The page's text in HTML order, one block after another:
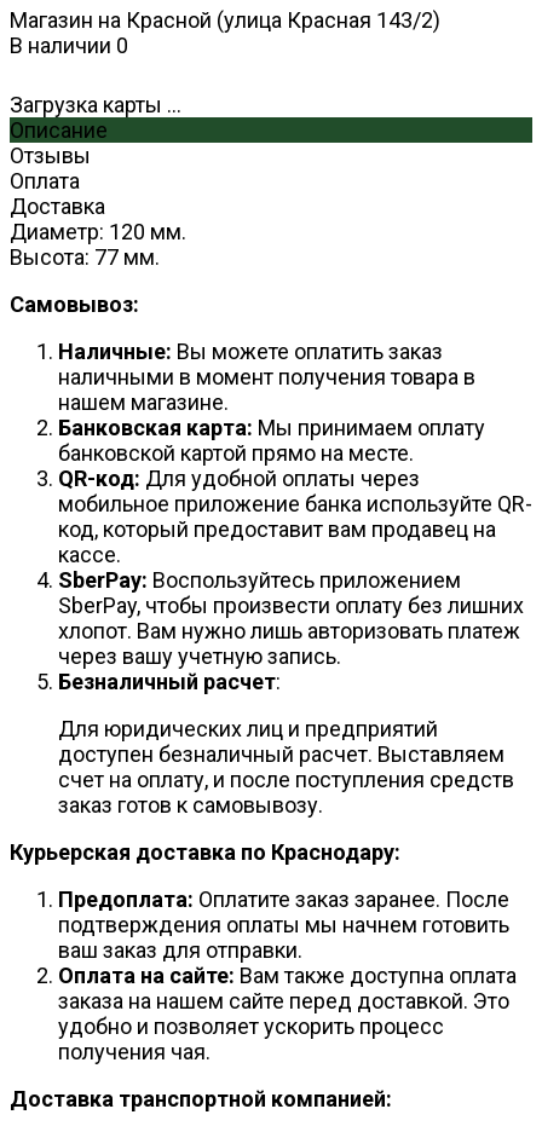
Магазин на Красной (улица Красная 143/2)
В наличии 0
Загрузка карты ...
Описание
Отзывы
Оплата
Доставка
Диаметр: 120 мм.
Высота: 77 мм.
Самовывоз:
Наличные: Вы можете оплатить заказ
наличными в момент получения товара в
нашем магазине.
Банковская карта: Мы принимаем оплату
банковской картой прямо на месте.
QR-код: Для удобной оплаты через
мобильное приложение банка используйте QR-
код, который предоставит вам продавец на
кассе.
SberPay: Воспользуйтесь приложением
SberPay, чтобы произвести оплату без лишних
хлопот. Вам нужно лишь авторизовать платеж
через вашу учетную запись.
Безналичный расчет:
Для юридических лиц и предприятий
доступен безналичный расчет. Выставляем
счет на оплату, и после поступления средств
заказ готов к самовывозу.
Курьерская доставка по Краснодару:
Предоплата: Оплатите заказ заранее. После
подтверждения оплаты мы начнем готовить
ваш заказ для отправки.
Оплата на сайте: Вам также доступна оплата
заказа на нашем сайте перед доставкой. Это
удобно и позволяет ускорить процесс
получения чая.
Доставка транспортной компанией: